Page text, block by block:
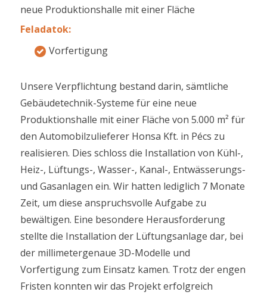
neue Produktionshalle mit einer Fläche
Feladatok:
Vorfertigung
Unsere Verpflichtung bestand darin, sämtliche
Gebäudetechnik-Systeme für eine neue
Produktionshalle mit einer Fläche von 5.000 m² für
den Automobilzulieferer Honsa Kft. in Pécs zu
realisieren. Dies schloss die Installation von Kühl-,
Heiz-, Lüftungs-, Wasser-, Kanal-, Entwässerungs-
und Gasanlagen ein. Wir hatten lediglich 7 Monate
Zeit, um diese anspruchsvolle Aufgabe zu
bewältigen. Eine besondere Herausforderung
stellte die Installation der Lüftungsanlage dar, bei
der millimetergenaue 3D-Modelle und
Vorfertigung zum Einsatz kamen. Trotz der engen
Fristen konnten wir das Projekt erfolgreich